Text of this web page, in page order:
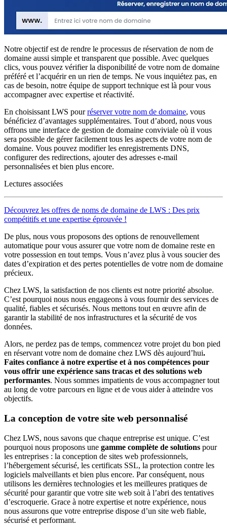
Notre objectif est de rendre le processus de réservation de nom de
domaine aussi simple et transparent que possible. Avec quelques
clics, vous pouvez vérifier la disponibilité de votre nom de domaine
préféré et l’acquérir en un rien de temps. Ne vous inquiétez pas, en
cas de besoin, notre équipe de support technique est là pour vous
accompagner avec expertise et réactivité.
En choisissant LWS pourréserver votre nom de domaine, vous
bénéficiez d’avantages supplémentaires. Tout d’abord, nous vous
offrons une interface de gestion de domaine conviviale où il vous
sera possible de gérer facilement tous les aspects de votre nom de
domaine. Vous pouvez modifier les enregistrements DNS,
configurer des redirections, ajouter des adresses e-mail
personnalisées et bien plus encore.
Lectures associées
Découvrez les offres de noms de domaine de LWS : Des prix
compétitifs et une expertise éprouvée !
De plus, nous vous proposons des options de renouvellement
automatique pour vous assurer que votre nom de domaine reste en
votre possession en tout temps. Vous n’avez plus à vous soucier des
dates d’expiration et des pertes potentielles de votre nom de domaine
précieux.
Chez LWS, la satisfaction de nos clients est notre priorité absolue.
C’est pourquoi nous nous engageons à vous fournir des services de
qualité, fiables et sécurisés. Nous mettons tout en œuvre afin de
garantir la stabilité de nos infrastructures et la sécurité de vos
données.
Alors, ne perdez pas de temps, commencez votre projet du bon pied
en réservant votre nom de domaine chez LWS dès aujourd’hui.
Faites confiance à notre expertise et à nos compétences pour
vous offrir une expérience sans tracas et des solutions web
performantes. Nous sommes impatients de vous accompagner tout
au long de votre parcours en ligne et de vous aider à atteindre vos
objectifs.
La conception de votre site web personnalisé
Chez LWS, nous savons que chaque entreprise est unique. C’est
pourquoi nous proposons une gamme complète de solutions pour
les entreprises : la conception de sites web professionnels,
l’hébergement sécurisé, les certificats SSL, la protection contre les
logiciels malveillants et bien plus encore. Par conséquent, nous
utilisons les dernières technologies et les meilleures pratiques de
sécurité pour garantir que votre site web soit à l’abri des tentatives
d’escroquerie. Grace à notre expertise et notre expérience, nous
nous assurons que votre entreprise dispose d’un site web fiable,
sécurisé et performant.